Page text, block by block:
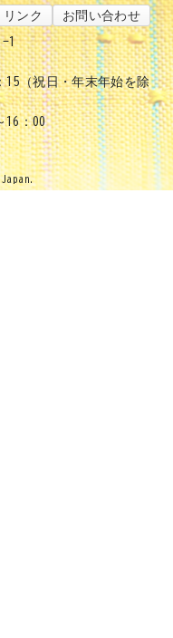
リンク お問い合わせ
1
15（祝日・年末年始を除
16：00